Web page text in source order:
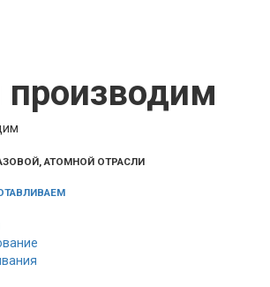
АТОМНОЙ ОТРАСЛИ